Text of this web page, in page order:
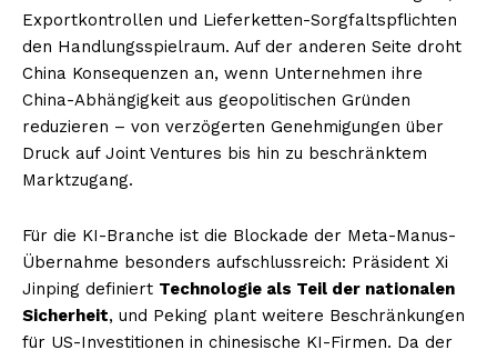
Exportkontrollen und Lieferketten-Sorgfaltspflichten
den Handlungsspielraum. Auf der anderen Seite droht
China Konsequenzen an, wenn Unternehmen ihre
China-Abhängigkeit aus geopolitischen Gründen
reduzieren – von verzögerten Genehmigungen über
Druck auf Joint Ventures bis hin zu beschränktem
Marktzugang.
Für die KI-Branche ist die Blockade der Meta-Manus-
Übernahme besonders aufschlussreich: Präsident Xi
Jinping definiert Technologie als Teil der nationalen
Sicherheit, und Peking plant weitere Beschränkungen
für US-Investitionen in chinesische KI-Firmen. Da der